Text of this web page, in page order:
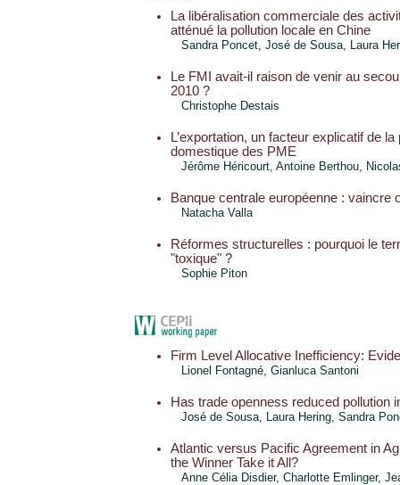
La libéralisation commerciale des
atténué la pollution locale en Chine
Sandra Poncet, José de Sousa, Laura
Le FMI avait-il raison de venir au
2010 ?
Christophe Destais
L’exportation, un facteur explicatif de
domestique des PME
Jérôme Héricourt, Antoine Berthou,
Banque centrale européenne : vaincre
Natacha Valla
Réformes structurelles : pourquoi le
"toxique" ?
Sophie Piton
Firm Level Allocative Inefficiency:
Lionel Fontagné, Gianluca Santoni
Has trade openness reduced pollution
José de Sousa, Laura Hering, Sandra
Atlantic versus Pacific Agreement in
the Winner Take it All?
Anne Célia Disdier, Charlotte Emlinger,